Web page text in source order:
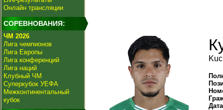
Онлайн трансляции
СОРЕВНОВАНИЯ:
ЧМ 2026
Лига чемпионов
Лига Европы
Лига конференций
Лига наций
Клубный ЧМ
Суперкубок УЕФА
Межконтинентальный
кубок